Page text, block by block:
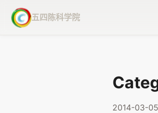
五四陈科学院
2014-03-05